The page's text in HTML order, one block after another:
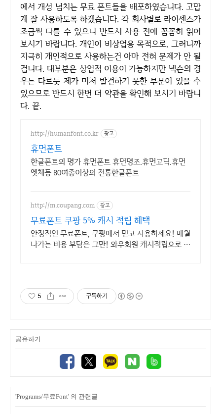
에서 개성 넘치는 무료 폰트들을 배포하였습니다. 고맙
게 잘 사용하도록 하겠습니다. 각 회사별로 라이센스가
조금씩 다를 수 있으니 반드시 사용 전에 꼼꼼히 읽어
보시기 바랍니다. 개인이 비상업용 목적으로, 그러니까
지극히 개인적으로 사용하는건 아마 전혀 문제가 안 될
겁니다. 대부분은 상업적 이용이 가능하지만 넥슨의 경
우는 다르듯 제가 미처 발견하기 못한 부분이 있을 수
있으므로 반드시 한번 더 약관을 확인해 보시기 바랍니
다. 끝.
http://humanfont.co.kr 광고
휴먼폰트
한글폰트의 명가 휴먼폰트 휴먼명조.휴먼고딕.휴먼
옛체등 80여종이상의 전통한글폰트
http://m.coupang.com 광고
무료폰트 쿠팡 5% 캐시 적립 혜택
안정적인 무료폰트, 쿠팡에서 믿고 사용하세요! 매월
나가는 비용 부담은 그만! 와우회원 캐시적립으로 더
5 구독하기
공유하기
'Programs/무료Font' 의 관련글